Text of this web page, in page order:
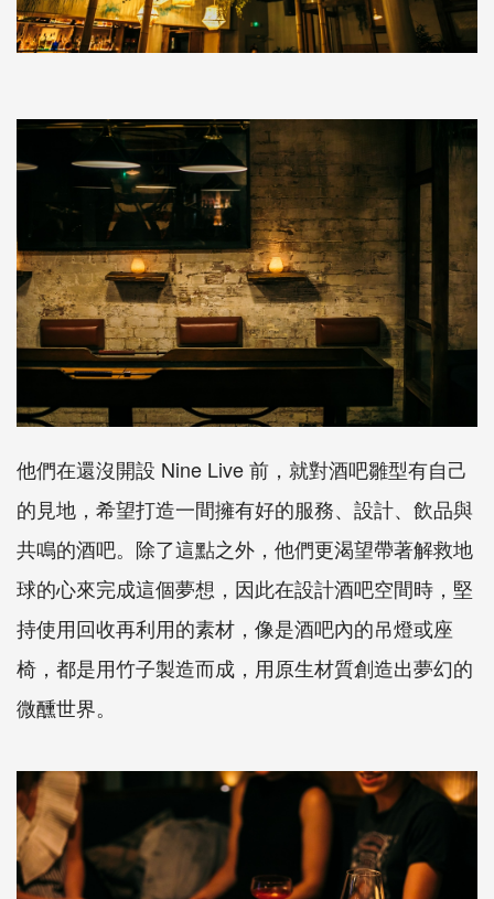
他們在還沒開設 Nine Live 前，就對酒吧雛型有自己
的見地，希望打造一間擁有好的服務、設計、飲品與
共鳴的酒吧。除了這點之外，他們更渴望帶著解救地
球的心來完成這個夢想，因此在設計酒吧空間時，堅
持使用回收再利用的素材，像是酒吧內的吊燈或座
椅，都是用竹子製造而成，用原生材質創造出夢幻的
微醺世界。